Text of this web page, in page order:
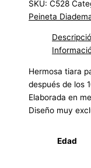
SKU:C528
Peineta
Hermosa tiara
después de los
Elaborada en
Diseño muy
Edad